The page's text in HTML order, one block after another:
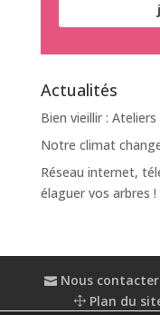
Actualités
Bien vieillir :
Notre climat
Réseau internet,
élaguer vos arbres !
Nous contacter
Plan du